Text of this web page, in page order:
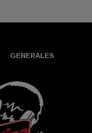
GENERALES